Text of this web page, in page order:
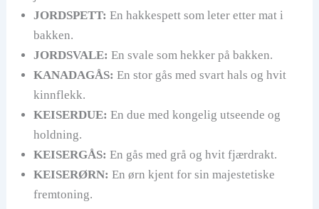
JORDSPETT: En hakkespett som leter etter mat i
bakken.
JORDSVALE: En svale som hekker på bakken.
KANADAGÅS: En stor gås med svart hals og hvit
kinnflekk.
KEISERDUE: En due med kongelig utseende og
holdning.
KEISERGÅS: En gås med grå og hvit fjærdrakt.
KEISERØRN: En ørn kjent for sin majestetiske
fremtoning.